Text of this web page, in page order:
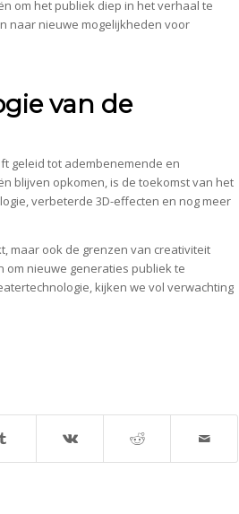
om het publiek diep in het verhaal te
naar nieuwe mogelijkheden voor
van de
geleid tot adembenemende en
blijven opkomen, is de toekomst van het
verbeterde 3D-effecten en nog meer
maar ook de grenzen van creativiteit
om nieuwe generaties publiek te
kijken we vol verwachting